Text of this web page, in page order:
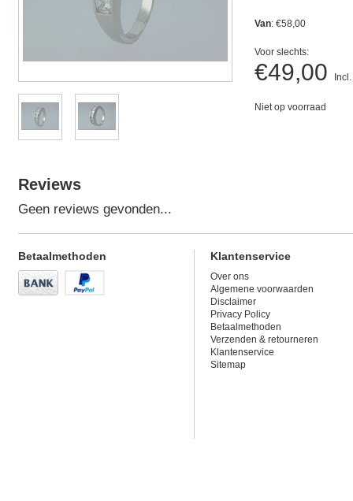
Van: €58,00
Voor slechts:
€49,00
Niet op voorraad
Reviews
Geen reviews gevonden...
Betaalmethoden Klantenservice
Over ons
Algemene voorwaarden
Disclaimer
Privacy Policy
Betaalmethoden
Verzenden & retourneren
Klantenservice
Sitemap